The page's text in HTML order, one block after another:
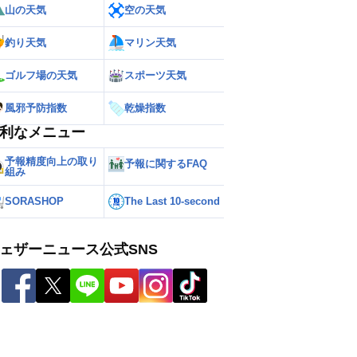
山の天気 空の天気
釣り天気 マリン天気
ゴルフ場の天気 スポーツ天気
風邪予防指数 乾燥指数
なメニュー
予報精度向上の取り
組み
予報に関するFAQ
SORASHOP The Last 10-second
ザーニュース公式SNS